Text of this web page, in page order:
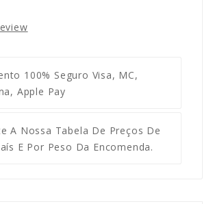
100% Seguro Visa, MC,
Apple Pay
A Nossa Tabela De Preços De
E Por Peso Da Encomenda.